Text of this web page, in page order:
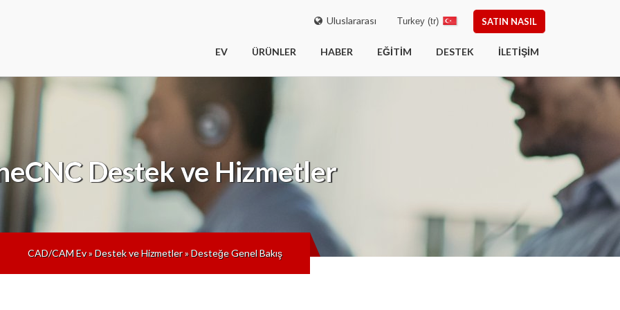
Uluslararası SATIN NASIL
Turkey (tr)
EV ÜRÜNLER HABER EĞITIM DESTEK İLETIŞIM
Destek ve Hizmetler
CAD/CAM Ev»Destek ve Hizmetler»Desteğe Genel Bakış